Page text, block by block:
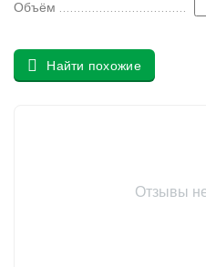
Объём
Найти похожие
Отзывы